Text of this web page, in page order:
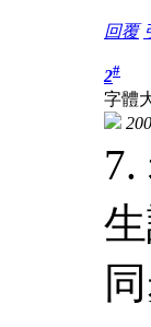
回覆
2#
字體
7.